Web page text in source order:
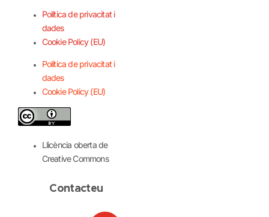
Política de privacitat i
dades
Cookie Policy (EU)
Política de privacitat i
dades
Cookie Policy (EU)
Llicència oberta de
Creative Commons
Contacteu